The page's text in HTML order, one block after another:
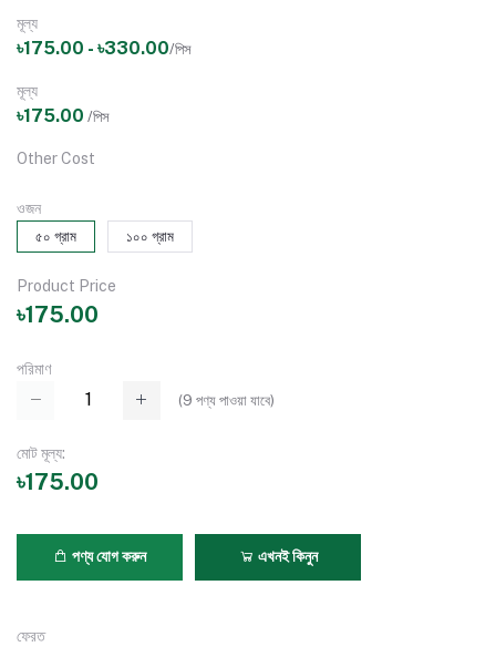
মূল্য
৳175.00 - ৳330.00/পিস
মূল্য
৳175.00 /পিস
Other Cost
ওজন
৫০ গ্রাম ১০০ গ্রাম
Product Price
৳175.00
পরিমাণ
(9 পণ্য পাওয়া যাবে)
মোট মূল্য:
৳175.00
পণ্য যোগ করুন এখনই কিনুন
ফেরত